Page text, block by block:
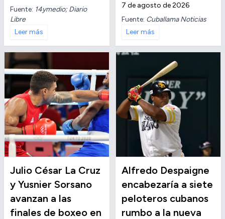
Fuente: 14ymedio; Diario
Libre
Leer más
7 de agosto de 2026
Fuente: Cuballama Noticias
Leer más
Julio César La Cruz
y Yusnier Sorsano
avanzan a las
finales de boxeo en
Alfredo Despaigne
encabezaría a siete
peloteros cubanos
rumbo a la nueva